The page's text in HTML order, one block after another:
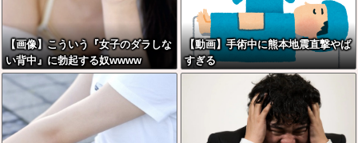
【画像】こういう『女子のダラしな
い背中』に勃起する奴wwww
【動画】手術中に熊本地震直撃やば
すぎる